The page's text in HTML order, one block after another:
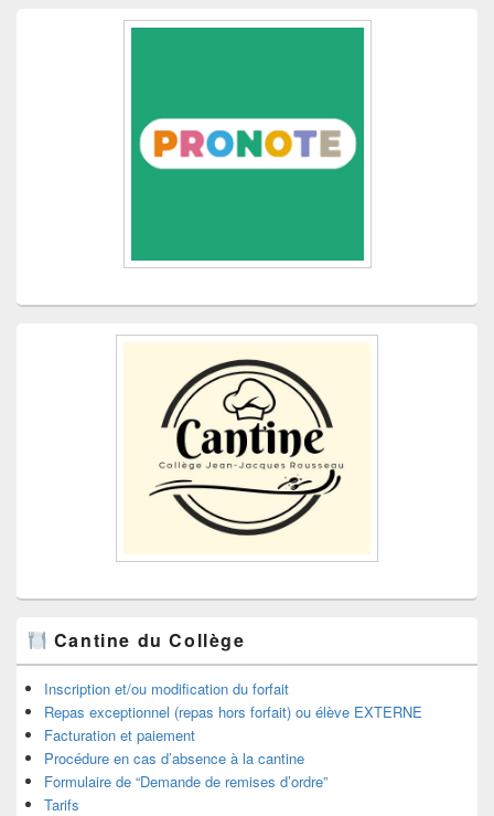
Cantine du Collège
Inscription et/ou modification du forfait
Repas exceptionnel (repas hors forfait) ou élève EXTERNE
Facturation et paiement
Procédure en cas d’absence à la cantine
Formulaire de “Demande de remises d’ordre”
Tarifs